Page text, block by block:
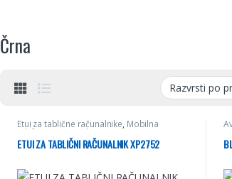
Črna
Etui za tablične računalnike, Mobilna
telefonija Računalništvo
ETUI ZA TABLIČNI RAČUNALNIK XP2752